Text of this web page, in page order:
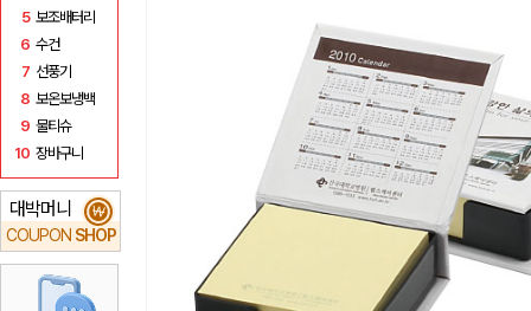
5 보조배터리
6 수건
7 선풍기
8 보온보냉백
9 물티슈
10 장바구니
대박머니
COUPON SHOP
₩